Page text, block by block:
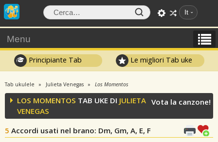
It
Menu
Principiante Tab Le migliori Tab uke
Tab ukulele Julieta Venegas Los Momentos
LOS MOMENTOS TAB UKE DI JULIETA
VENEGAS
5 Accordi usati nel brano: Dm, Gm, A, E, F
Vota la canzone!